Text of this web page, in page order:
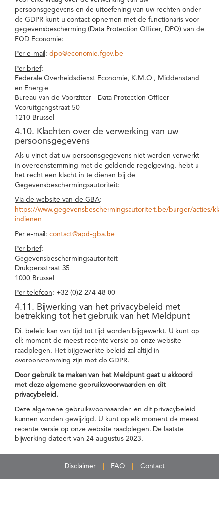
persoonsgegevens en de uitoefening van uw rechten onder
de GDPR kunt u contact opnemen met de functionaris voor
gegevensbescherming (Data Protection Officer, DPO) van de
FOD Economie:
Per e-mail : dpo@economie.fgov.be
Per brief:
Federale Overheidsdienst Economie, K.M.O., Middenstand
en Energie
Bureau van de Voorzitter - Data Protection Officer
Vooruitgangstraat 50
1210 Brussel
4.10. Klachten over de verwerking van uw
persoonsgegevens
Als u vindt dat uw persoonsgegevens niet werden verwerkt
in overeenstemming met de geldende regelgeving, hebt u
het recht een klacht in te dienen bij de
Gegevensbeschermingsautoriteit:
Via de website van de GBA:
https://www.gegevensbeschermingsautoriteit.be/burger/acties/
indienen
Per e-mail : contact@apd-gba.be
Per brief:
Gegevensbeschermingsautoriteit
Drukpersstraat 35
1000 Brussel
Per telefoon: +32 (0)2 274 48 00
4.11. Bijwerking van het privacybeleid met
betrekking tot het gebruik van het Meldpunt
Dit beleid kan van tijd tot tijd worden bijgewerkt. U kunt op
elk moment de meest recente versie op onze website
raadplegen. Het bijgewerkte beleid zal altijd in
overeenstemming zijn met de GDPR.
Door gebruik te maken van het Meldpunt gaat u akkoord
met deze algemene gebruiksvoorwaarden en dit
privacybeleid.
Deze algemene gebruiksvoorwaarden en dit privacybeleid
kunnen worden gewijzigd. U kunt op elk moment de meest
recente versie op onze website raadplegen. De laatste
bijwerking dateert van 24 augustus 2023.
Disclaimer FAQ Contact